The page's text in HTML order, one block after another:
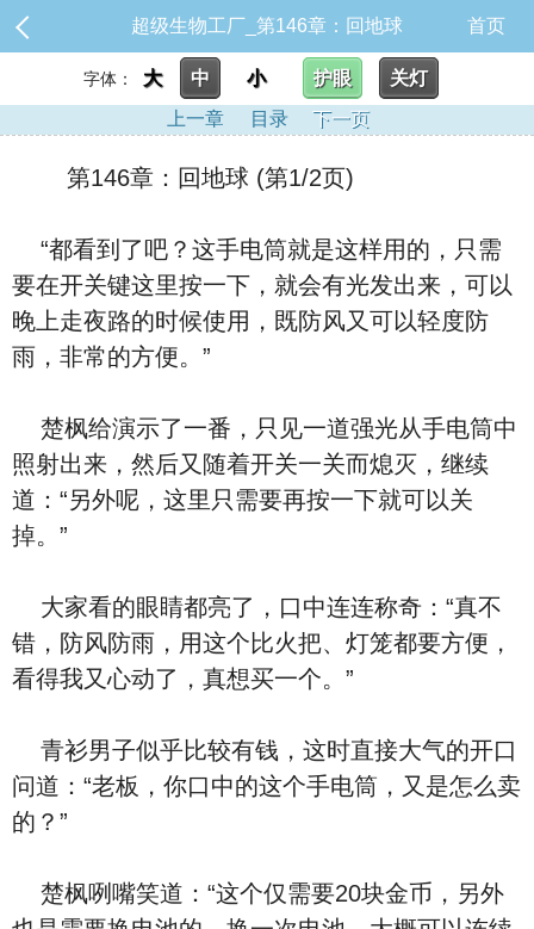
超级生物工厂_第146章：回地球 首页
字体： 大 中 小 护眼
关灯
上一章
目录 下一页
第146章：回地球 (第1/2页)
“都看到了吧？这手电筒就是这样用的，只需
要在开关键这里按一下，就会有光发出来，可以
晚上走夜路的时候使用，既防风又可以轻度防
雨，非常的方便。”
楚枫给演示了一番，只见一道强光从手电筒中
照射出来，然后又随着开关一关而熄灭，继续
道：“另外呢，这里只需要再按一下就可以关
掉。”
大家看的眼睛都亮了，口中连连称奇：“真不
错，防风防雨，用这个比火把、灯笼都要方便，
看得我又心动了，真想买一个。”
青衫男子似乎比较有钱，这时直接大气的开口
问道：“老板，你口中的这个手电筒，又是怎么卖
的？”
楚枫咧嘴笑道：“这个仅需要20块金币，另外